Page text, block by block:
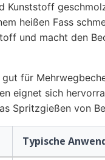
Kunststoff
heißen Fass
und macht den
für
eignet sich
Spritzgießen von
Typische